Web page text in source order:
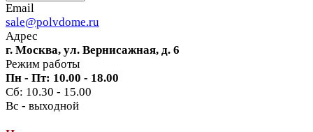
Email
sale@polvdome.ru
Адрес
г. Москва, ул. Вернисажная, д. 6
Режим работы
Пн - Пт: 10.00 - 18.00
Сб: 10.30 - 15.00
Вс - выходной